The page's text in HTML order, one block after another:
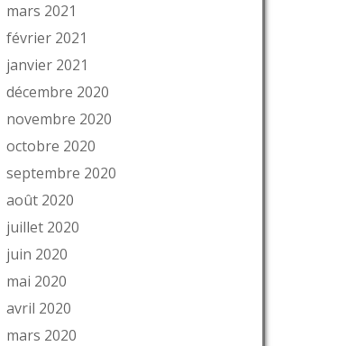
mars 2021
février 2021
janvier 2021
décembre 2020
novembre 2020
octobre 2020
septembre 2020
août 2020
juillet 2020
juin 2020
mai 2020
avril 2020
mars 2020